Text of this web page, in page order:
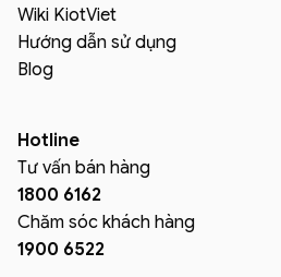
Wiki KiotViet
Hướng dẫn sử dụng
Blog
Hotline
Tư vấn bán hàng
1800 6162
Chăm sóc khách hàng
1900 6522